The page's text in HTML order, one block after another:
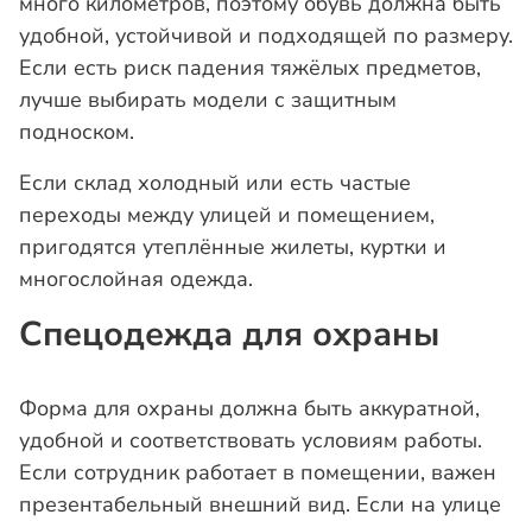
удобной, устойчивой и подходящей по размеру.
Если есть риск падения тяжёлых предметов,
лучше выбирать модели с защитным
подноском.
Если склад холодный или есть частые
переходы между улицей и помещением,
пригодятся утеплённые жилеты, куртки и
многослойная одежда.
Спецодежда для охраны
Форма для охраны должна быть аккуратной,
удобной и соответствовать условиям работы.
Если сотрудник работает в помещении, важен
презентабельный внешний вид. Если на улице